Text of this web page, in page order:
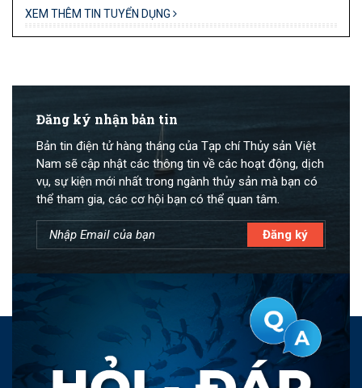
XEM THÊM TIN TUYỂN DỤNG
Đăng ký nhận bản tin
Bản tin điện tử hàng tháng của Tạp chí Thủy sản Việt
Nam sẽ cập nhật các thông tin về các hoạt động, dịch
vụ, sự kiện mới nhất trong ngành thủy sản mà bạn có
thể tham gia, các cơ hội bạn có thể quan tâm.